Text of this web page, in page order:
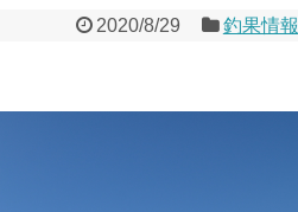
2020/8/29 釣果情報